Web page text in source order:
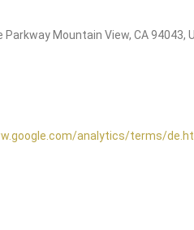
Mountain View, CA
analytics/terms/